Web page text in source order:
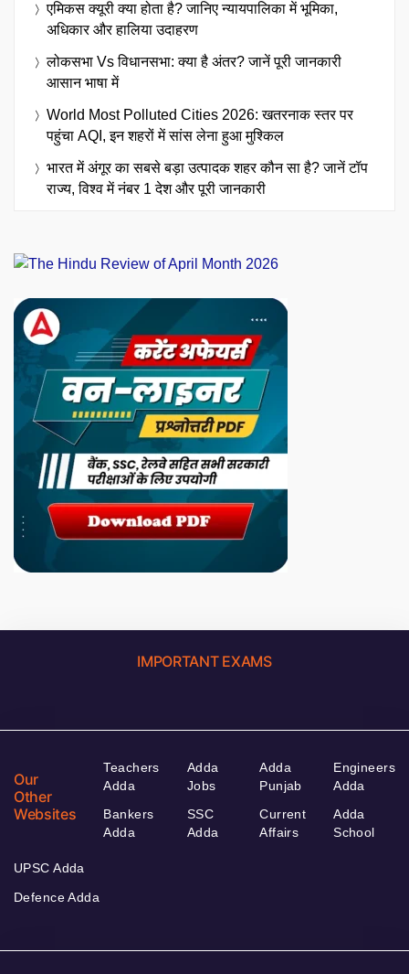
एमिकस क्यूरी क्या होता है? जानिए न्यायपालिका में भूमिका,
अधिकार और हालिया उदाहरण
लोकसभा Vs विधानसभा: क्या है अंतर? जानें पूरी जानकारी
आसान भाषा में
World Most Polluted Cities 2026: खतरनाक स्तर पर
पहुंचा AQI, इन शहरों में सांस लेना हुआ मुश्किल
भारत में अंगूर का सबसे बड़ा उत्पादक शहर कौन सा है? जानें टॉप
राज्य, विश्व में नंबर 1 देश और पूरी जानकारी
IMPORTANT EXAMS
Our
Other
Websites
Teachers
Adda
Bankers
Adda
Adda
Jobs
SSC
Adda
Adda
Punjab
Current
Affairs
Engineers
Adda
Adda
School
UPSC Adda
Defence Adda